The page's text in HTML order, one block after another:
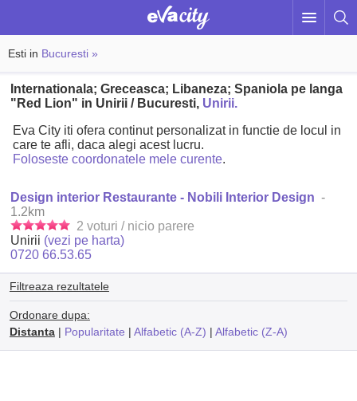
Esti in Bucuresti »
Internationala; Greceasca; Libaneza; Spaniola pe langa
"Red Lion" in Unirii / Bucuresti, Unirii.
Eva City iti ofera continut personalizat in functie de locul in
care te afli, daca alegi acest lucru.
Foloseste coordonatele mele curente.
Design interior Restaurante - Nobili Interior Design -
1.2km
2 voturi / nicio parere
Unirii (vezi pe harta)
0720 66.53.65
Filtreaza rezultatele
Ordonare dupa:
Distanta| Popularitate | Alfabetic (A-Z) | Alfabetic (Z-A)